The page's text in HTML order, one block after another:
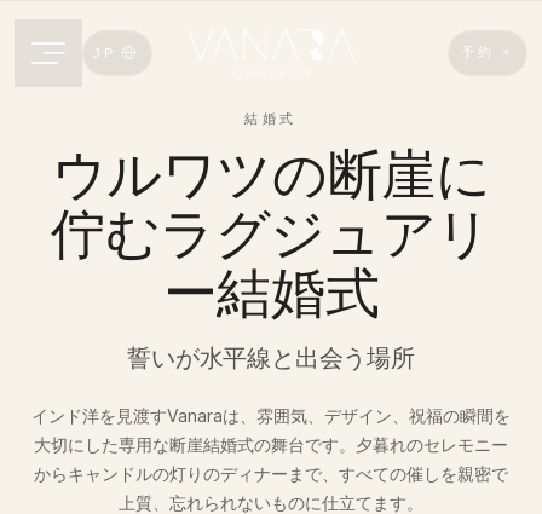
JP 予約
結婚式
ウルワツの断崖に
佇むラグジュアリ
ー結婚式
誓いが水平線と出会う場所
インド洋を見渡すVanaraは、雰囲気、デザイン、祝福の瞬間を
大切にした専用な断崖結婚式の舞台です。夕暮れのセレモニー
からキャンドルの灯りのディナーまで、すべての催しを親密で
上質、忘れられないものに仕立てます。